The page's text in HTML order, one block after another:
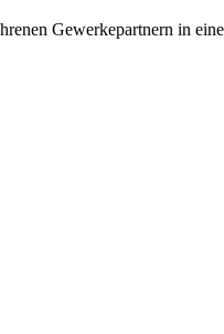
Gewerkepartnern in